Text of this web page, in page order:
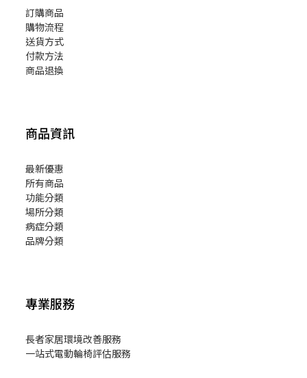
訂購商品
購物流程
送貨方式
付款方法
商品退換
商品資訊
最新優惠
所有商品
功能分類
場所分類
病症分類
品牌分類
專業服務
長者家居環境改善服務
一站式電動輪椅評估服務